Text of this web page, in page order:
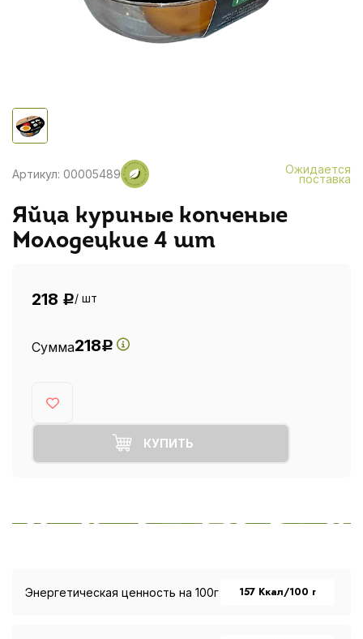
Артикул: 00005489 Ожидается
поставка
Яйца куриные копченые
Молодецкие 4 шт
218 Р/ шт
Сумма218Р
КУПИТЬ
Энергетическая ценность на 100г 157 Ккал/100 г